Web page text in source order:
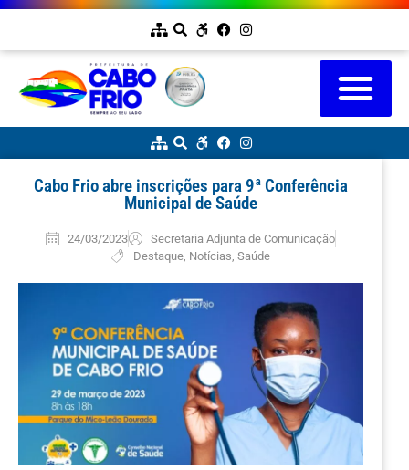
Cabo Frio abre inscrições para 9ª Conferência
Municipal de Saúde
24/03/2023
Secretaria Adjunta de Comunicação
Destaque, Notícias Saúde